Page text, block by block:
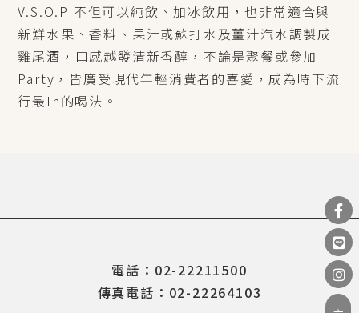
V.S.O.P 不但可以純飲、加冰飲用，也非常適合與
新鮮水果、香料、果汁或蘇打水及薑汁汽水調製成
雞尾酒，口感越發清新香醇，不論是聚餐或參加
Party，皆廣受現代年輕消費者的喜愛，成為時下流
行最In的喝法。
電話：02-22211500
傳真電話：02-22264103